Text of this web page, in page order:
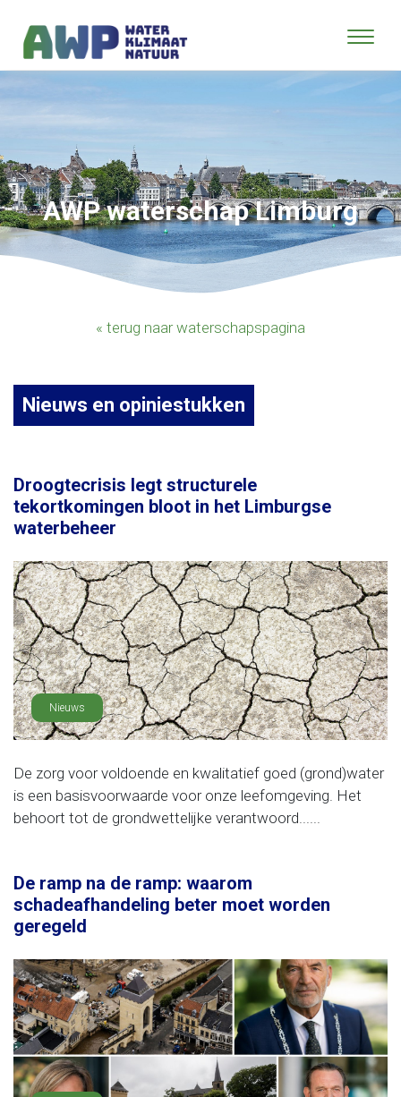
AWP waterschap Limburg
« terug naar waterschapspagina
Nieuws en opiniestukken
Droogtecrisis legt structurele
tekortkomingen bloot in het Limburgse
waterbeheer
Nieuws
De zorg voor voldoende en kwalitatief goed (grond)water
is een basisvoorwaarde voor onze leefomgeving. Het
behoort tot de grondwettelijke verantwoord......
De ramp na de ramp: waarom
schadeafhandeling beter moet worden
geregeld